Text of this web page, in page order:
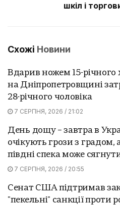
шкіл і
Схожі Новини
Вдарив ножем 15-річного
на Дніпропетровщині
28-річного чоловіка
7 СЕРПНЯ, 2026 / 21:02
День дощу – завтра в
очікують грози з градом,
півдні спека може
7 СЕРПНЯ, 2026 / 20:55
Сенат США підтримав
"пекельні" санкції проти